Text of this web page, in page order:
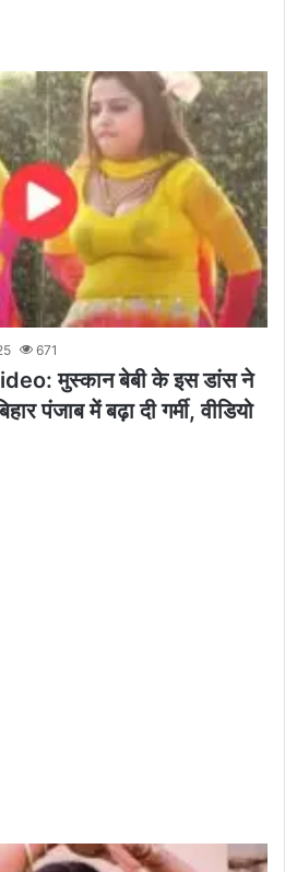
671
मुस्कान बेबी के इस डांस ने
पंजाब में बढ़ा दी गर्मी, वीडियो